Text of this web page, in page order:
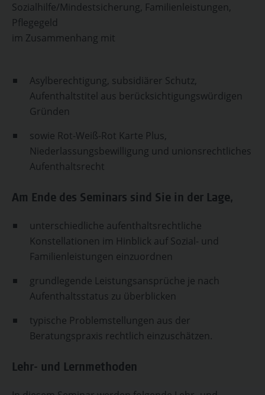
Sozialhilfe/Mindestsicherung, Familienleistungen,
Pflegegeld
im Zusammenhang mit
Asylberechtigung, subsidiärer Schutz,
Aufenthaltstitel aus berücksichtigungswürdigen
Gründen
sowie Rot-Weiß-Rot Karte Plus,
Niederlassungsbewilligung und unionsrechtliches
Aufenthaltsrecht
Am Ende des Seminars sind Sie in der Lage,
unterschiedliche aufenthaltsrechtliche
Konstellationen im Hinblick auf Sozial- und
Familienleistungen einzuordnen
grundlegende Leistungsansprüche je nach
Aufenthaltsstatus zu überblicken
typische Problemstellungen aus der
Beratungspraxis rechtlich einzuschätzen.
Lehr- und Lernmethoden